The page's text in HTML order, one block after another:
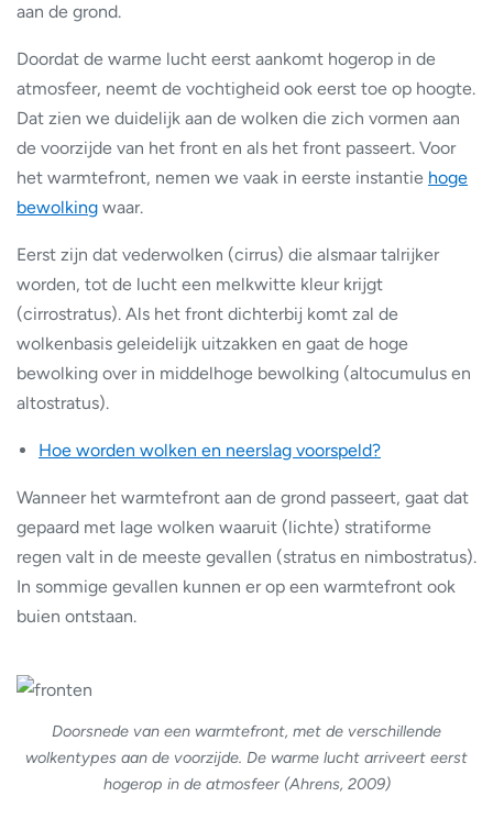
aan de grond.
Doordat de warme lucht eerst aankomt hogerop in de
atmosfeer, neemt de vochtigheid ook eerst toe op hoogte.
Dat zien we duidelijk aan de wolken die zich vormen aan
de voorzijde van het front en als het front passeert. Voor
het warmtefront, nemen we vaak in eerste instantie hoge
bewolking waar.
Eerst zijn dat vederwolken (cirrus) die alsmaar talrijker
worden, tot de lucht een melkwitte kleur krijgt
(cirrostratus). Als het front dichterbij komt zal de
wolkenbasis geleidelijk uitzakken en gaat de hoge
bewolking over in middelhoge bewolking (altocumulus en
altostratus).
Hoe worden wolken en neerslag voorspeld?
Wanneer het warmtefront aan de grond passeert, gaat dat
gepaard met lage wolken waaruit (lichte) stratiforme
regen valt in de meeste gevallen (stratus en nimbostratus).
In sommige gevallen kunnen er op een warmtefront ook
buien ontstaan.
Doorsnede van een warmtefront, met de verschillende
wolkentypes aan de voorzijde. De warme lucht arriveert eerst
hogerop in de atmosfeer (Ahrens, 2009)